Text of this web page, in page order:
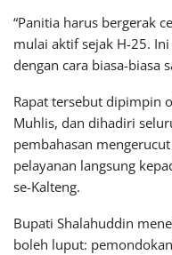
“Panitia harus bergerak
mulai aktif sejak H-25.
dengan cara biasa-biasa
Rapat tersebut dipimpin
Muhlis, dan dihadiri
pembahasan
pelayanan langsung
se-Kalteng.
Bupati Shalahuddin
boleh luput: